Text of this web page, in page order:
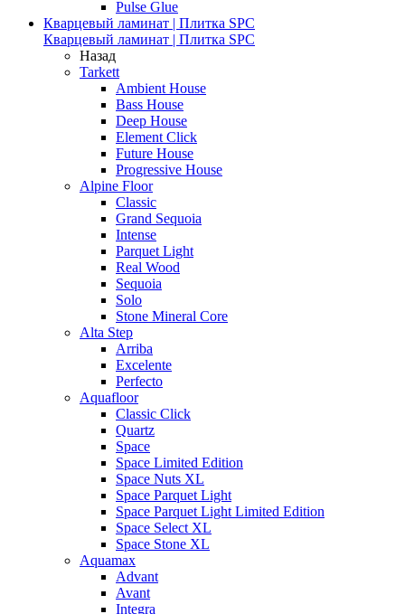
Pulse Glue
Кварцевый ламинат | Плитка SPC
Кварцевый ламинат | Плитка SPC
Назад
Tarkett
Ambient House
Bass House
Deep House
Element Click
Future House
Progressive House
Alpine Floor
Classic
Grand Sequoia
Intense
Parquet Light
Real Wood
Sequoia
Solo
Stone Mineral Core
Alta Step
Arriba
Excelente
Perfecto
Aquafloor
Classic Click
Quartz
Space
Space Limited Edition
Space Nuts XL
Space Parquet Light
Space Parquet Light Limited Edition
Space Select XL
Space Stone XL
Aquamax
Advant
Avant
Integra